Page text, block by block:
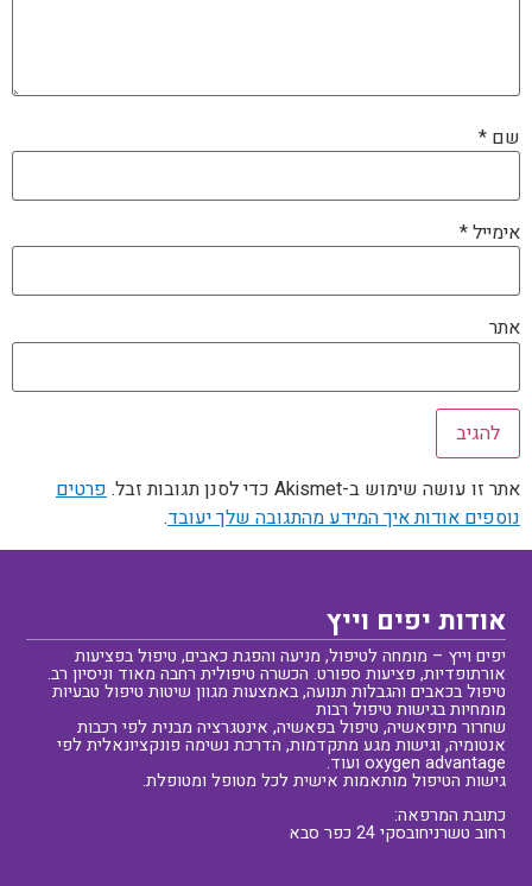
שם *
אימייל*
אתר
אתר זו עושה שימוש ב-Akismet כדי לסנן תגובות זבל.
פרטים
נוספים אודות איך המידע מהתגובה שלך יעובד.
אודות יפים וייץ
יפים וייץ – מומחה לטיפול, מניעה והפגת כאבים, טיפול בפציעות
אורתופדיות, פציעות ספורט. הכשרה טיפולית רחבה מאוד וניסיון רב.
טיפול בכאבים והגבלות תנועה, באמצעות מגוון שיטות טיפול טבעיות
מומחיות בגישות טיפול רבות
שחרור מיופאשיה, טיפול בפאשיה, אינטגרציה מבנית לפי רכבות
אנטומיה, וגישות מגע מתקדמות, הדרכת נשימה פונקציונאלית לפי
oxygen advantage ועוד.
גישות הטיפול מותאמות אישית לכל מטופל ומטופלת.
כתובת המרפאה:
רחוב טשרניחובסקי 24 כפר סבא